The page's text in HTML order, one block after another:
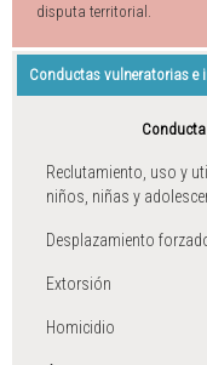
disputa territorial.
Conductas vulneratorias e
Conducta
Reclutamiento, uso y
niños, niñas y
Desplazamiento
Extorsión
Homicidio